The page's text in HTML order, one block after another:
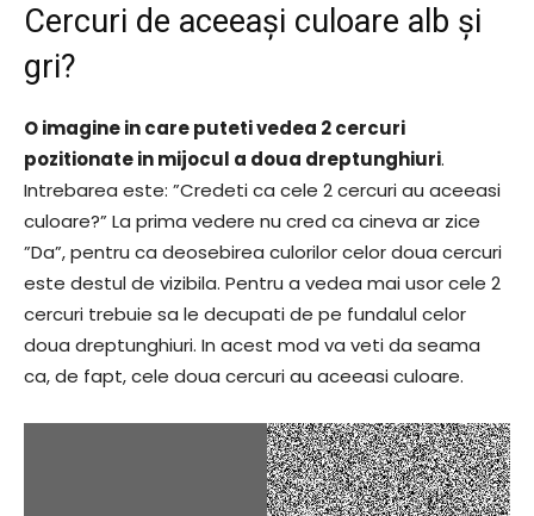
Cercuri de aceeași culoare alb și
gri?
O imagine in care puteti vedea 2 cercuri
pozitionate in mijocul a doua dreptunghiuri.
Intrebarea este: ”Credeti ca cele 2 cercuri au aceeasi
culoare?” La prima vedere nu cred ca cineva ar zice
”Da”, pentru ca deosebirea culorilor celor doua cercuri
este destul de vizibila. Pentru a vedea mai usor cele 2
cercuri trebuie sa le decupati de pe fundalul celor
doua dreptunghiuri. In acest mod va veti da seama
ca, de fapt, cele doua cercuri au aceeasi culoare.